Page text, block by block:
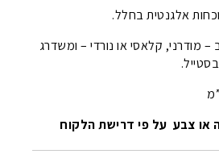
אלגנטית בחלל.
– מודרני, קלאסי או נורדי – ומשדרג
או צבע על פי דרישת הלקוח